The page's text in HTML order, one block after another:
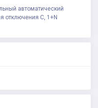
автоматический
отключения С, 1+N